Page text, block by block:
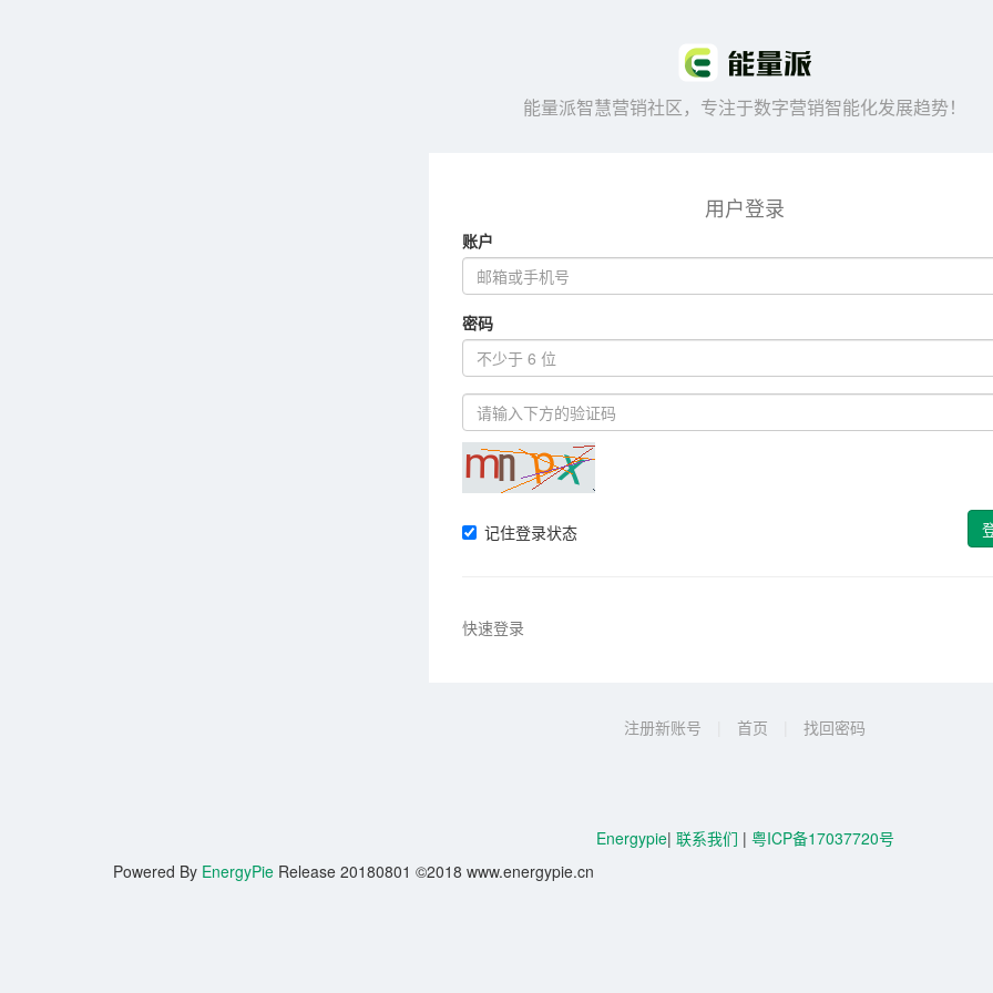
能量派智慧营销社区，专注于数字营销智能化发展趋势！
用户登录
账户
密码
记住登录状态
快速登录
注册新账号 首页 找回密码
Energypie| 联系我们 | 粤ICP备17037720号
Powered By EnergyPie Release 20180801 ©2018 www.energypie.cn